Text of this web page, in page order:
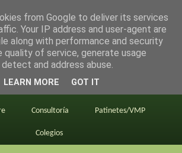
madrid
BiciMAD Primeros consejos
Consultoría Patinetes/VMP
Colegios
from Google to deliver its services
Your IP address and user-agent are
along with performance and security
quality of service, generate usage
and address abuse.
LEARN MORE GOT IT